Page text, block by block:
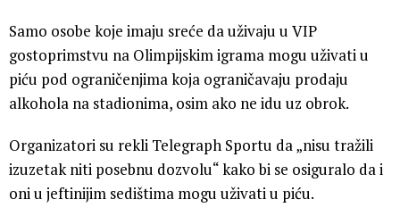
Samo osobe koje imaju sreće da uživaju u VIP
gostoprimstvu na Olimpijskim igrama mogu uživati u
piću pod ograničenjima koja ograničavaju prodaju
alkohola na stadionima, osim ako ne idu uz obrok.
Organizatori su rekli Telegraph Sportu da „nisu tražili
izuzetak niti posebnu dozvolu“ kako bi se osiguralo da i
oni u jeftinijim sedištima mogu uživati u piću.